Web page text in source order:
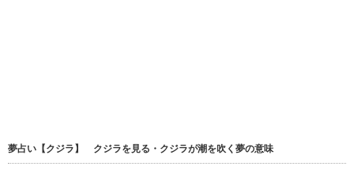
夢占い【クジラ】 クジラを見る・クジラが潮を吹く夢の意味